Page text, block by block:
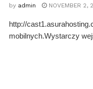
by admin NOVEMBER 2,
http://
mobilnych.Wystarczy